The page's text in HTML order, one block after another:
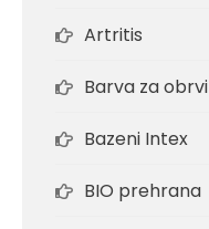
Artritis
Barva za obrvi
Bazeni Intex
BIO prehrana